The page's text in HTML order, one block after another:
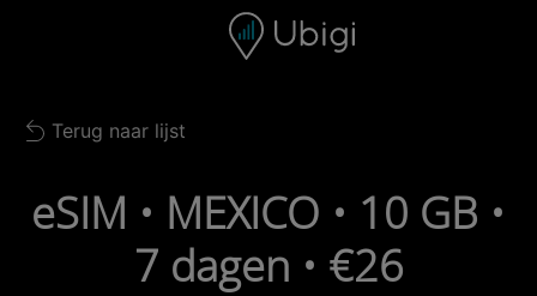
Navigatiebalk Voettekst
Back to list
Terug naar lijst
eSIM • MEXICO • 10 GB •
7 dagen • €26